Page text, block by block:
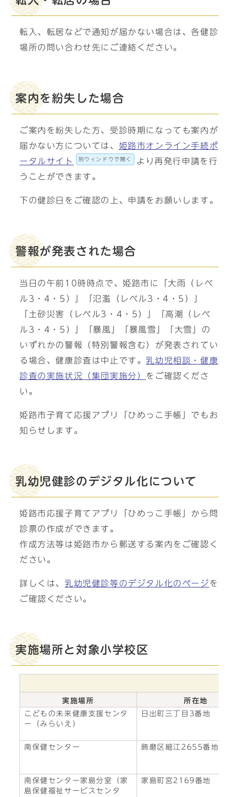
転入、転居などで通知が届かない場合は、各健診
場所の問い合わせ先にご連絡ください。
案内を紛失した場合
ご案内を紛失した方、受診時期になっても案内が
届かない方については、 姫路市オンライン手続ポ
ータルサイト
別ウィンドウで開く
より再発行申請を行
うことができます。
下の健診日をご確認の上、申請をお願いします。
警報が発表された場合
当日の午前10時時点で、姫路市に「大雨（レベ
ル3・4・5）」「氾濫（レベル3・4・5）」
「土砂災害（レベル3・4・5）」「高潮（レベ
ル3・4・5）」「暴風」「暴風雪」「大雪」の
いずれかの警報（特別警報含む）が発表されてい
る場合、健康診査は中止です。乳幼児相談・健康
診査の実施状況（集団実施分） をご確認くださ
い。
姫路市子育て応援アプリ「ひめっこ手帳」でもお
知らせします。
乳幼児健診のデジタル化について
姫路市応援子育てアプリ「ひめっこ手帳」から問
診票の作成ができます。
作成方法等は姫路市から郵送する案内をご確認く
ださい。
詳しくは、 乳幼児健診等のデジタル化のページ を
ご確認ください。
実施場所と対象小学校区
実施場所
所在地
こどもの未来健康支援センタ
ー（みらいえ）
日出町三丁目3番地
南保健センター 飾磨区細江2655番地
南保健センター家島分室（家
島保健福祉サービスセンタ
家島町宮2169番地